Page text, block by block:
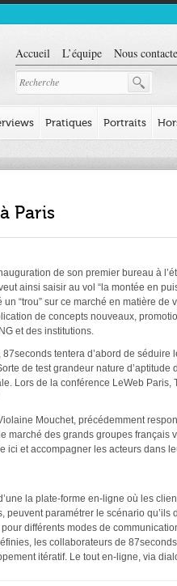
Accueil L’équipe Nous
Pratiques Portraits
Paris
de son premier bureau à
ainsi saisir au vol “la montée en
“trou” sur ce marché en matière
de concepts nouveaux,
et des institutions.
tentera d’abord de
de test grandeur nature
Lors de la conférence LeWeb
Mouchet, précédemment
marché des grands groupes
ici et accompagner les acteurs dans
la plate-forme en-ligne où les
peuvent paramétrer le scénario
différents modes de
les collaborateurs de
itératif. Le tout en-ligne, via